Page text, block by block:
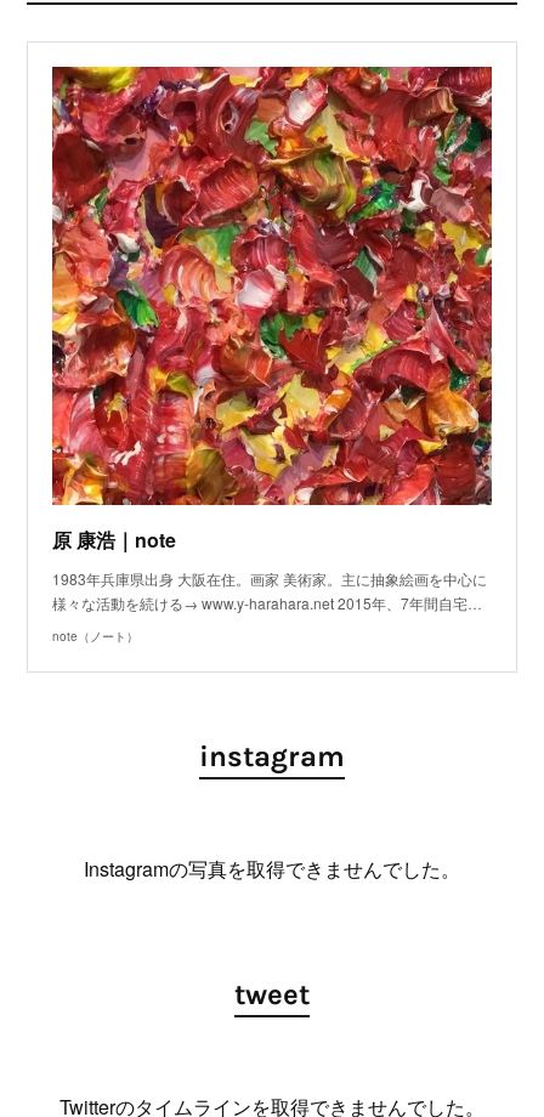
原 康浩｜note
1983年兵庫県出身 大阪在住。画家 美術家。主に抽象絵画を中心に
様々な活動を続ける→ www.y-harahara.net 2015年、7年間自宅…
note（ノート）
instagram
Instagramの写真を取得できませんでした。
tweet
Twitterのタイムラインを取得できませんでした。